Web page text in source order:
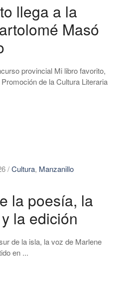
llega a la
Masó
provincial Mi libro favorito,
de la Cultura Literaria
/Cultura, Manzanillo
la poesía, la
la edición
de la isla, la voz de Marlene
en ...